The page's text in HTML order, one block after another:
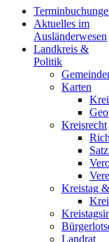
Aktuelles im
Ausländerwesen
Landkreis &
Politik
Karten
Kreisrecht
Kreistag
Landrat